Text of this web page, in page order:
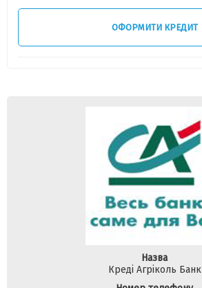
ОФОРМИТИ КРЕДИТ
Назва
Креді Агріколь Банк